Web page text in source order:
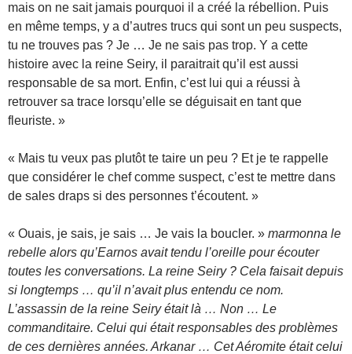
mais on ne sait jamais pourquoi il a créé la rébellion. Puis
en même temps, y a d’autres trucs qui sont un peu suspects,
tu ne trouves pas ? Je … Je ne sais pas trop. Y a cette
histoire avec la reine Seiry, il paraitrait qu’il est aussi
responsable de sa mort. Enfin, c’est lui qui a réussi à
retrouver sa trace lorsqu’elle se déguisait en tant que
fleuriste. »
« Mais tu veux pas plutôt te taire un peu ? Et je te rappelle
que considérer le chef comme suspect, c’est te mettre dans
de sales draps si des personnes t’écoutent. »
« Ouais, je sais, je sais … Je vais la boucler. » marmonna le
rebelle alors qu’Earnos avait tendu l’oreille pour écouter
toutes les conversations. La reine Seiry ? Cela faisait depuis
si longtemps … qu’il n’avait plus entendu ce nom.
L’assassin de la reine Seiry était là … Non … Le
commanditaire. Celui qui était responsables des problèmes
de ces dernières années. Arkanar … Cet Aéromite était celui